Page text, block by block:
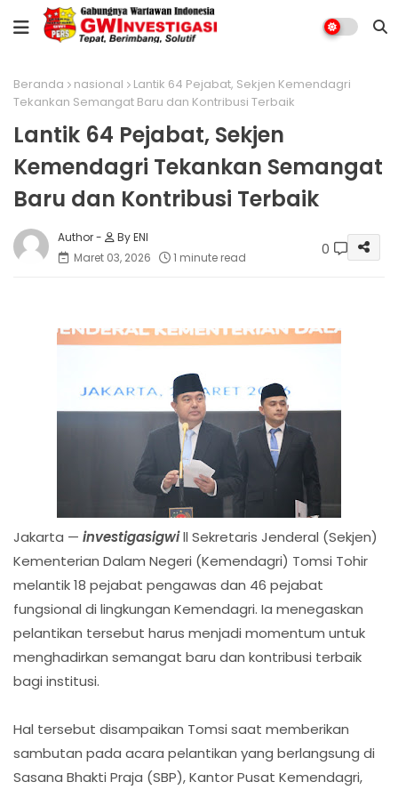
Beranda nasional
Lantik 64 Pejabat, Sekjen Kemendagri
Tekankan Semangat Baru dan Kontribusi Terbaik
Lantik 64 Pejabat, Sekjen
Kemendagri Tekankan Semangat
Baru dan Kontribusi Terbaik
By ENI
Maret 03, 2026
1 minute read 0
Jakarta — investigasigwill Sekretaris Jenderal (Sekjen)
Kementerian Dalam Negeri (Kemendagri) Tomsi Tohir
melantik 18 pejabat pengawas dan 46 pejabat
fungsional di lingkungan Kemendagri. Ia menegaskan
pelantikan tersebut harus menjadi momentum untuk
menghadirkan semangat baru dan kontribusi terbaik
bagi institusi.
Hal tersebut disampaikan Tomsi saat memberikan
sambutan pada acara pelantikan yang berlangsung di
Sasana Bhakti Praja (SBP), Kantor Pusat Kemendagri,